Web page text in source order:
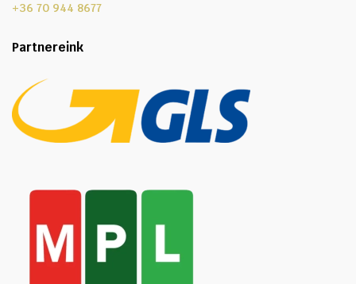
+36 70 944 8677
Partnereink